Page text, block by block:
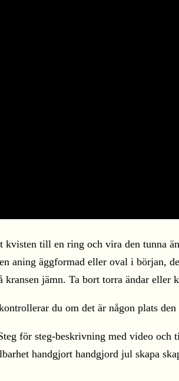
till en ring och vira den tunna
aning äggformad eller oval i början,
jämn. Ta bort torra ändar
du om det är någon plats